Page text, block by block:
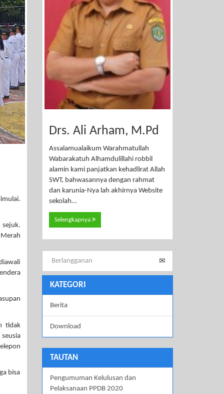
sejuk.
tidak
bisa
Drs. Ali Arham, M.Pd
Assalamualaikum Warahmatullah
Wabarakatuh Alhamdulillahi robbil
alamin kami panjatkan kehadlirat Allah
SWT, bahwasannya dengan rahmat
dan karunia-Nya lah akhirnya Website
sekolah…
Selengkapnya
KATEGORI
Berita
Download
TAUTAN
Pengumuman Kelulusan dan
Pelaksanaan PPDB 2020